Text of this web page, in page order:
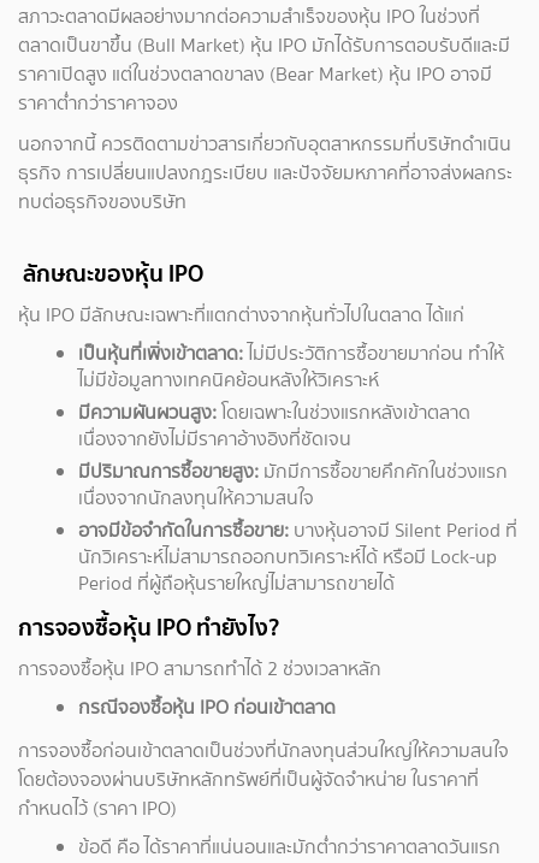
สภาวะตลาดมีผลอย่างมากต่อความสำเร็จของหุ้น IPO ในช่วงที่
ตลาดเป็นขาขึ้น (Bull Market) หุ้น IPO มักได้รับการตอบรับดีและมี
ราคาเปิดสูง แต่ในช่วงตลาดขาลง (Bear Market) หุ้น IPO อาจมี
ราคาต่ำกว่าราคาจอง
นอกจากนี้ ควรติดตามข่าวสารเกี่ยวกับอุตสาหกรรมที่บริษัทดำเนิน
ธุรกิจ การเปลี่ยนแปลงกฎระเบียบ และปัจจัยมหภาคที่อาจส่งผลกระ
ทบต่อธุรกิจของบริษัท
ลักษณะของหุ้น IPO
หุ้น IPO มีลักษณะเฉพาะที่แตกต่างจากหุ้นทั่วไปในตลาด ได้แก่
เป็นหุ้นที่เพิ่งเข้าตลาด: ไม่มีประวัติการซื้อขายมาก่อน ทำให้
ไม่มีข้อมูลทางเทคนิคย้อนหลังให้วิเคราะห์
มีความผันผวนสูง:โดยเฉพาะในช่วงแรกหลังเข้าตลาด
เนื่องจากยังไม่มีราคาอ้างอิงที่ชัดเจน
มีปริมาณการซื้อขายสูง: มักมีการซื้อขายคึกคักในช่วงแรก
เนื่องจากนักลงทุนให้ความสนใจ
อาจมีข้อจำกัดในการซื้อขาย: บางหุ้นอาจมี Silent Period ที่
นักวิเคราะห์ไม่สามารถออกบทวิเคราะห์ได้ หรือมี Lock-up
Period ที่ผู้ถือหุ้นรายใหญ่ไม่สามารถขายได้
การจองซื้อหุ้น IPO ทำยังไง?
การจองซื้อหุ้น IPO สามารถทำได้ 2 ช่วงเวลาหลัก
กรณีจองซื้อหุ้น IPO ก่อนเข้าตลาด
การจองซื้อก่อนเข้าตลาดเป็นช่วงที่นักลงทุนส่วนใหญ่ให้ความสนใจ
โดยต้องจองผ่านบริษัทหลักทรัพย์ที่เป็นผู้จัดจำหน่าย ในราคาที่
กำหนดไว้ (ราคา IPO)
ข้อดี คือ ได้ราคาที่แน่นอนและมักต่ำกว่าราคาตลาดวันแรก